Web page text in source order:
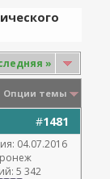
»
Опции темы
#1481
04.07.2016
5 342